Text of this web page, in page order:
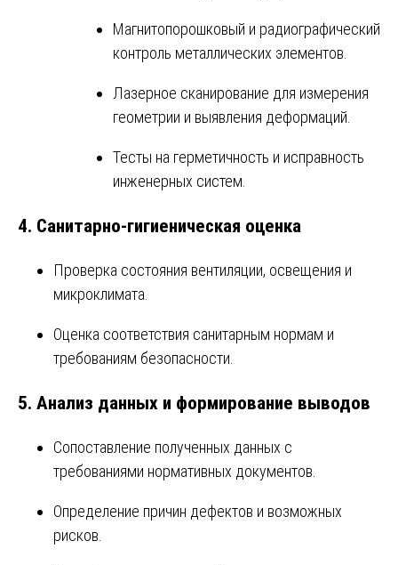
Магнитопорошковый и радиографический
контроль металлических элементов.
Лазерное сканирование для измерения
геометрии и выявления деформаций.
Тесты на герметичность и исправность
инженерных систем.
4. Санитарно-гигиеническая оценка
Проверка состояния вентиляции, освещения и
микроклимата.
Оценка соответствия санитарным нормам и
требованиям безопасности.
5. Анализ данных и формирование выводов
Сопоставление полученных данных с
требованиями нормативных документов.
Определение причин дефектов и возможных
рисков.